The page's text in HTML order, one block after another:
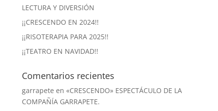
LECTURA Y DIVERSIÓN
¡¡CRESCENDO EN 2024!!
¡¡RISOTERAPIA PARA 2025!!
¡¡TEATRO EN NAVIDAD!!
Comentarios recientes
garrapete en «CRESCENDO» ESPECTÁCULO DE LA
COMPAÑÍA GARRAPETE.